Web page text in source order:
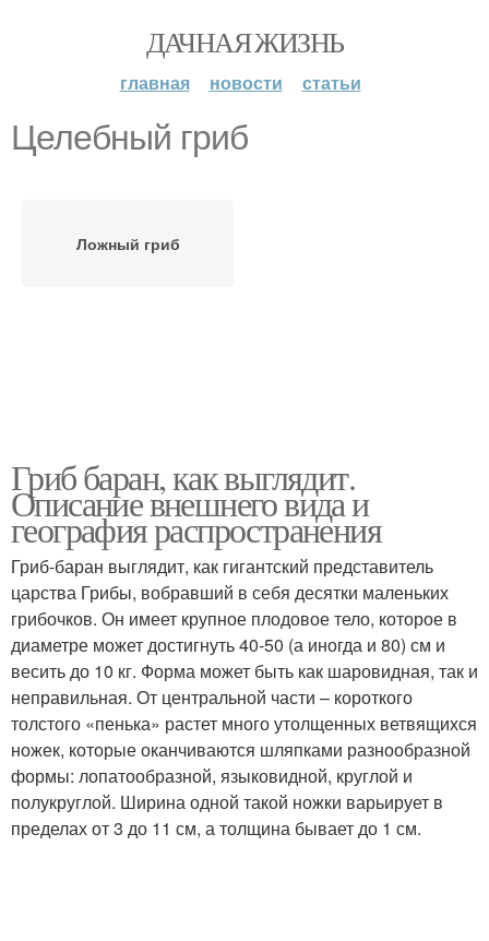
ДАЧНАЯ ЖИЗНЬ
главная новости статьи
Целебный гриб
Ложный гриб
Гриб баран, как выглядит.
Описание внешнего вида и
география распространения
Гриб-баран выглядит, как гигантский представитель
царства Грибы, вобравший в себя десятки маленьких
грибочков. Он имеет крупное плодовое тело, которое в
диаметре может достигнуть 40-50 (а иногда и 80) см и
весить до 10 кг. Форма может быть как шаровидная, так и
неправильная. От центральной части – короткого
толстого «пенька» растет много утолщенных ветвящихся
ножек, которые оканчиваются шляпками разнообразной
формы: лопатообразной, языковидной, круглой и
полукруглой. Ширина одной такой ножки варьирует в
пределах от 3 до 11 см, а толщина бывает до 1 см.